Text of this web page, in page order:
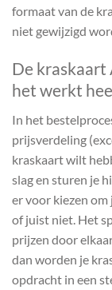
formaat van de
niet gewijzigd
De kraskaart
het werkt
In het
prijsverdeling
kraskaart wilt
slag en sturen je
er voor kiezen
of juist niet. Het
prijzen door
dan worden je
opdracht in een